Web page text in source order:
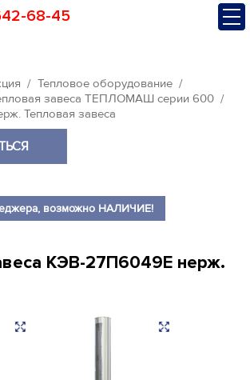
68-45
Тепловое оборудование
завеса ТЕПЛОМАШ серии 600
Тепловая завеса
возможно НАЛИЧИЕ!
КЭВ-27П6049E нерж.